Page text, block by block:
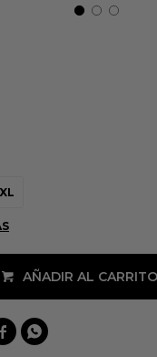
AÑADIR AL CARRITO
 